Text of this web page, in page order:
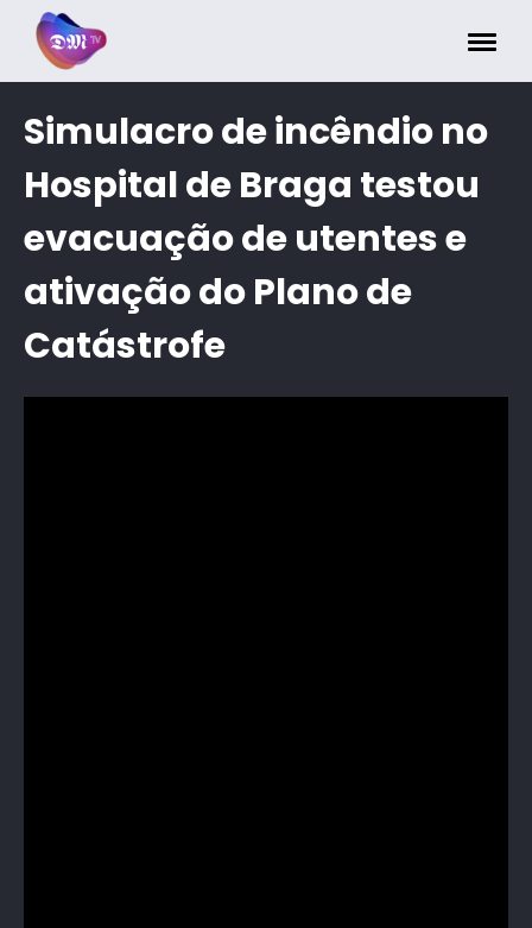
Simulacro de incêndio no
Hospital de Braga testou
evacuação de utentes e
ativação do Plano de
Catástrofe
Painel de Gerenciamento de Cookies